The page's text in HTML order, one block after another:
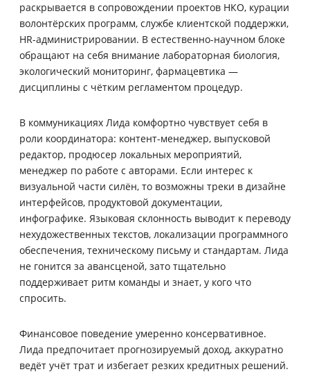
раскрывается в сопровождении проектов НКО, курации
волонтёрских программ, службе клиентской поддержки,
HR-администрировании. В естественно-научном блоке
обращают на себя внимание лабораторная биология,
экологический мониторинг, фармацевтика —
дисциплины с чётким регламентом процедур.
В коммуникациях Лида комфортно чувствует себя в
роли координатора: контент-менеджер, выпусковой
редактор, продюсер локальных мероприятий,
менеджер по работе с авторами. Если интерес к
визуальной части силён, то возможны треки в дизайне
интерфейсов, продуктовой документации,
инфографике. Языковая склонность выводит к переводу
нехудожественных текстов, локализации программного
обеспечения, техническому письму и стандартам. Лида
не гонится за авансценой, зато тщательно
поддерживает ритм команды и знает, у кого что
спросить.
Финансовое поведение умеренно консервативное.
Лида предпочитает прогнозируемый доход, аккуратно
ведёт учёт трат и избегает резких кредитных решений.